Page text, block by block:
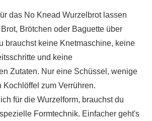
das No Knead Wurzelbrot lassen
Brötchen oder Baguette über
brauchst keine Knetmaschine, keine
und keine
Zutaten. Nur eine Schüssel, wenige
Kochlöffel zum Verrühren.
für die Wurzelform, brauchst du
Formtechnik. Einfacher geht's